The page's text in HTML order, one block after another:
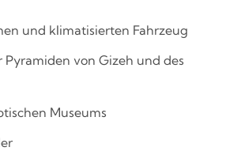
und klimatisierten Fahrzeug
Pyramiden von Gizeh und des
Museums